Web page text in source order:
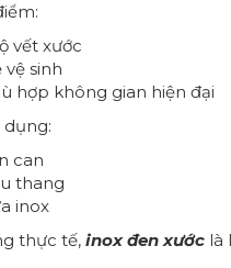
vết xước
vệ sinh
hợp không gian hiện đại
dụng:
can
thang
inox
thực tế, inox đen xước là